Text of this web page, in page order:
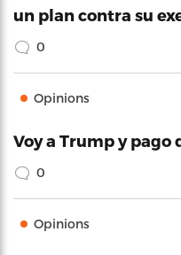
un plan contra su
0
Opinions
Voy a Trump y pago
0
Opinions